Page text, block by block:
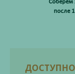
Соберём
после